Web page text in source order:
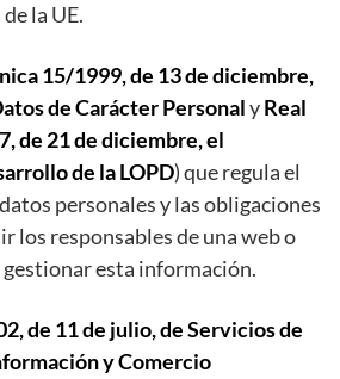
la UE.
15/1999, de 13 de diciembre,
de Carácter PersonalyReal
de 21 de diciembre, el
de la LOPD) que regula el
personales y las obligaciones
los responsables de una web o
gestionar esta información.
de 11 de julio, de Servicios de
y Comercio